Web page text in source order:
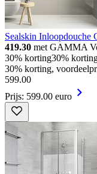
Sealskin Inloopdouche
419.30 met GAMMA
30% korting30%
30% korting,
599.00
Prijs: 599.00 euro